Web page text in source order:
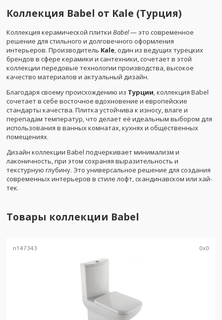
Коллекция Babel от Kale (Турция)
Коллекция керамической плитки Babel— это современное
решение для стильного и долговечного оформления
интерьеров. Производитель Kale, один из ведущих турецких
брендов в сфере керамики и сантехники, сочетает в этой
коллекции передовые технологии производства, высокое
качество материалов и актуальный дизайн.
Благодаря своему происхождению из Турции, коллекция Babel
сочетает в себе восточное вдохновение и европейские
стандарты качества. Плитка устойчива к износу, влаге и
перепадам температур, что делает её идеальным выбором для
использования в ванных комнатах, кухнях и общественных
помещениях.
Дизайн коллекции Babel подчеркивает минимализм и
лаконичность, при этом сохраняя выразительность и
текстурную глубину. Это универсальное решение для создания
современных интерьеров в стиле лофт, скандинавском или хай-
тек.
Товары коллекции Babel
n147343 0x0